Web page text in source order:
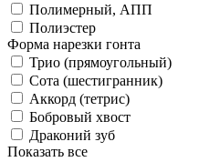
Полимерный, АПП
Полиэстер
Форма нарезки гонта
Трио (прямоугольный)
Сота (шестигранник)
Аккорд (тетрис)
Бобровый хвост
Драконий зуб
Показать все